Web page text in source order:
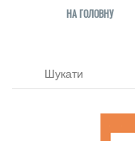
НА ГОЛОВНУ